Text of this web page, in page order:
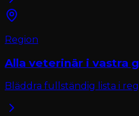
Region
Alla veterinär i vastra
Bläddra fullständig lista i